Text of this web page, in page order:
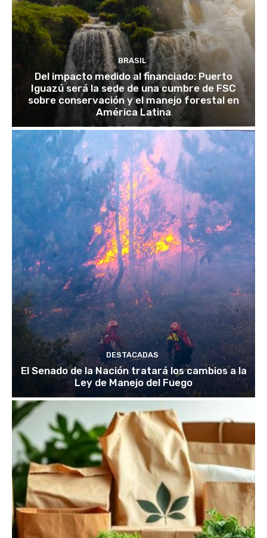
BRASIL
Del impacto medido al financiado: Puerto
Iguazú será la sede de una cumbre de FSC
sobre conservación y el manejo forestal en
América Latina
DESTACADAS
El Senado de la Nación tratará los cambios a la
Ley de Manejo del Fuego